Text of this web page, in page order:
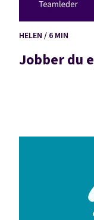
HELEN / 6 MIN
Jobber du